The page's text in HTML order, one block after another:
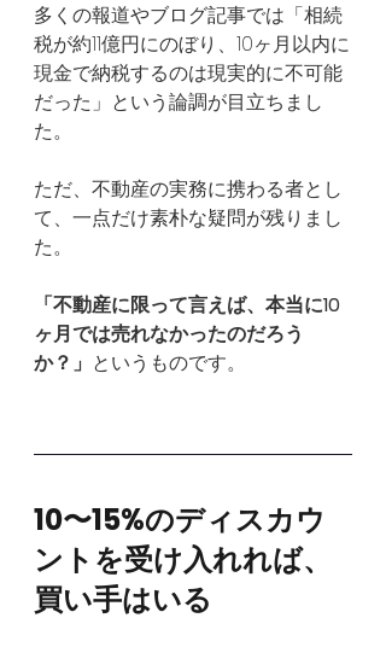
多くの報道やブログ記事では「相続
税が約11億円にのぼり、10ヶ月以内に
現金で納税するのは現実的に不可能
だった」という論調が目立ちまし
た。
ただ、不動産の実務に携わる者とし
て、一点だけ素朴な疑問が残りまし
た。
「不動産に限って言えば、本当に10
ヶ月では売れなかったのだろう
か？」 というものです。
10〜15%のディスカウ
ントを受け入れれば、
買い手はいる